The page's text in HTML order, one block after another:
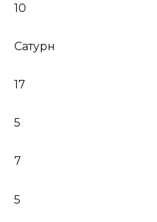
10
Сатурн
17
5
7
5